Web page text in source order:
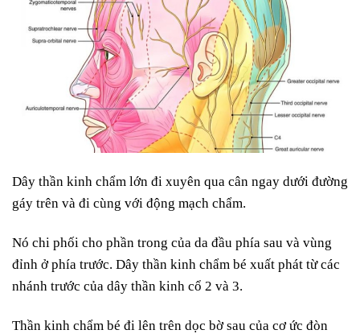
Dây thần kinh chẩm lớn đi xuyên qua cân ngay dưới đường
gáy trên và đi cùng với động mạch chẩm.
Nó chi phối cho phần trong của da đầu phía sau và vùng
đỉnh ở phía trước. Dây thần kinh chẩm bé xuất phát từ các
nhánh trước của dây thần kinh cổ 2 và 3.
Thần kinh chẩm bé đi lên trên dọc bờ sau của cơ ức đòn